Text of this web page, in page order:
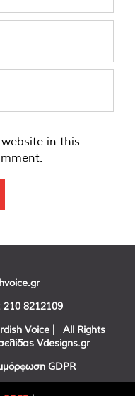
in this
210 8212109
Voice | All Rights
Vdesigns.gr
GDPR